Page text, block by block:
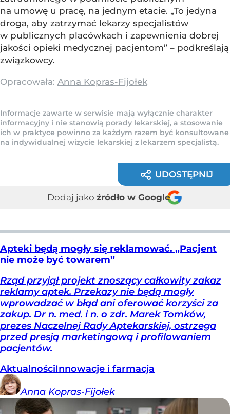
na umowę u pracę, na jednym etacie. „To jedyna
droga, aby zatrzymać lekarzy specjalistów
w publicznych placówkach i zapewnienia dobrej
jakości opieki medycznej pacjentom” – podkreślają
związkowcy.
Opracowała: Anna Kopras-Fijołek
Informacje zawarte w serwisie mają wyłącznie charakter
informacyjny i nie stanowią porady lekarskiej, a stosowanie
ich w praktyce powinno za każdym razem być konsultowane
na indywidualnej wizycie lekarskiej z lekarzem specjalistą.
UDOSTĘPNIJ
Dodaj jako źródło w Google
Apteki będą mogły się reklamować. „Pacjent
nie może być towarem”
Rząd przyjął projekt znoszący całkowity zakaz
reklamy aptek. Przekazy nie będą mogły
wprowadzać w błąd ani oferować korzyści za
zakup. Dr n. med. i n. o zdr. Marek Tomków,
prezes Naczelnej Rady Aptekarskiej, ostrzega
przed presją marketingową i profilowaniem
pacjentów.
AktualnościInnowacje i farmacja
Anna Kopras-Fijołek